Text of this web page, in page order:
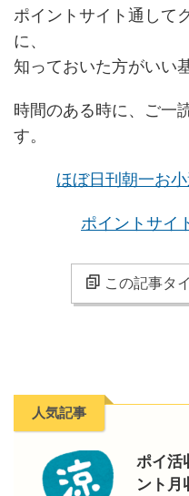
ポイントサイト通して
に、
知っておいた方がいい
時間のある時に、ご一
す。
ほぼ日刊朝一お
ポイントサイ
この記事タ
人気記事
ポイ活
ント月